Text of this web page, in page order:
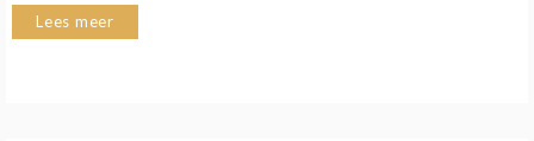
Lees meer